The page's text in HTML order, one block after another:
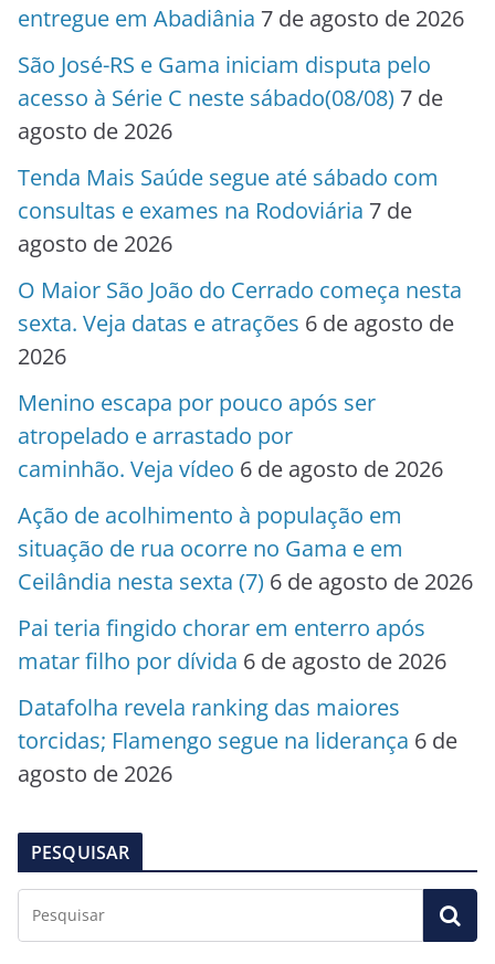
entregue em Abadiânia 7 de agosto de 2026
São José-RS e Gama iniciam disputa pelo
acesso à Série C neste sábado(08/08) 7 de
agosto de 2026
Tenda Mais Saúde segue até sábado com
consultas e exames na Rodoviária 7 de
agosto de 2026
O Maior São João do Cerrado começa nesta
sexta. Veja datas e atrações 6 de agosto de
2026
Menino escapa por pouco após ser
atropelado e arrastado por
caminhão. Veja vídeo 6 de agosto de 2026
Ação de acolhimento à população em
situação de rua ocorre no Gama e em
Ceilândia nesta sexta (7) 6 de agosto de 2026
Pai teria fingido chorar em enterro após
matar filho por dívida 6 de agosto de 2026
Datafolha revela ranking das maiores
torcidas; Flamengo segue na liderança 6 de
agosto de 2026
PESQUISAR